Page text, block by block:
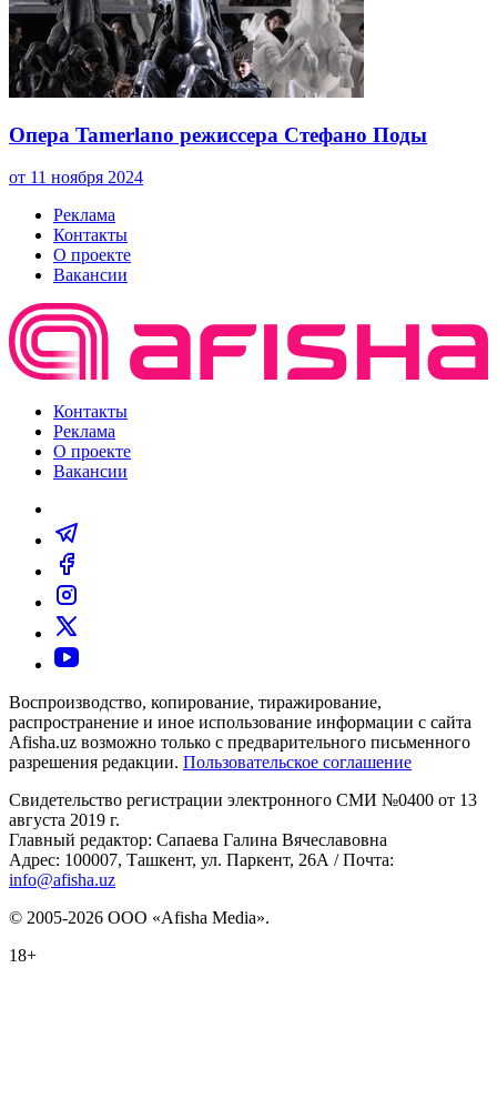
Опера Tamerlano режиссера Стефано Поды
от 11 ноября 2024
Реклама
Контакты
О проекте
Вакансии
Контакты
Реклама
О проекте
Вакансии
Воспроизводство, копирование, тиражирование,
распространение и иное использование информации с сайта
Afisha.uz возможно только с предварительного письменного
разрешения редакции. Пользовательское соглашение
Свидетельство регистрации электронного СМИ №0400 от 13
августа 2019 г.
Главный редактор: Сапаева Галина Вячеславовна
Адрес: 100007, Ташкент, ул. Паркент, 26А / Почта:
info@afisha.uz
© 2005-2026 ООО «Afisha Media».
18+